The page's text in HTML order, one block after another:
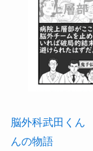
脳外科武田くん
んの物語